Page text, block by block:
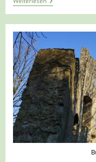
1233
–
Weikersheim-
Laudenbach
–